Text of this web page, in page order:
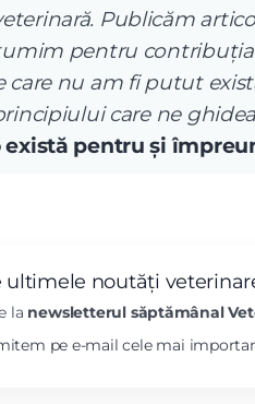
Publicăm
pentru
care nu am fi putut
care ne
pentru și
ultimele noutăți
la newsletterul săptămânal
pe e-mail cele mai